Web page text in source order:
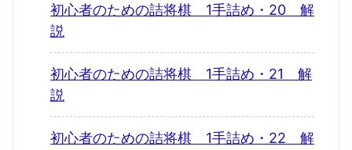
初心者のための詰将棋 1手詰め・20 解
説
初心者のための詰将棋 1手詰め・21 解
説
初心者のための詰将棋 1手詰め・22 解